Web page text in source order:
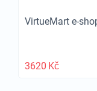
VirtueMart e-
3620 Kč